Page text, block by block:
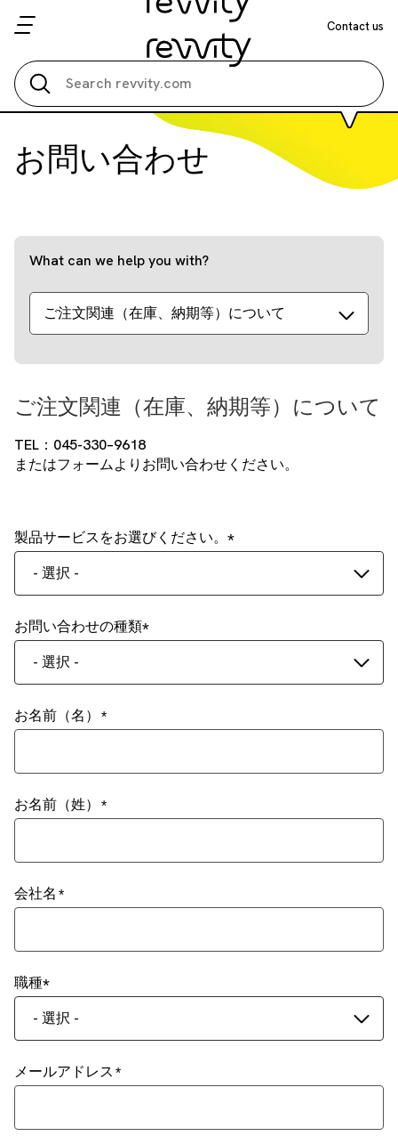
Contact us
お問い合わせ
What can we help you with?
ご注文関連（在庫、納期等）について
ご注文関連（在庫、納期等）について
TEL：045-330–9618
またはフォームよりお問い合わせください。
製品サービスをお選びください。
- 選択 -
お問い合わせの種類
- 選択 -
お名前（名）
お名前（姓）
会社名
職種
- 選択 -
メールアドレス